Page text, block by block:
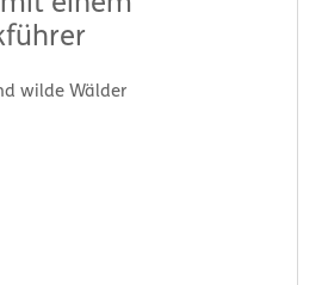
wilde Wälder